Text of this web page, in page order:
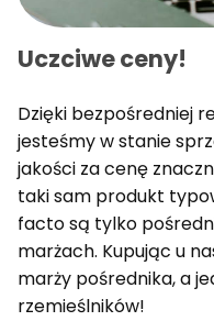
Uczciwe ceny!
Dzięki bezpośredniej
jesteśmy w stanie
jakości za cenę
taki sam produkt
facto są tylko
marżach. Kupując u
marży pośrednika, a
rzemieślników!